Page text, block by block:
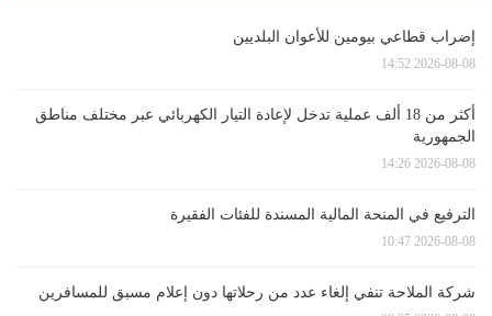
إضراب قطاعي بيومين للأعوان البلديين
2026-08-08 14:52
أكثر من 18 ألف عملية تدخل لإعادة التيار الكهربائي عبر مختلف مناطق
الجمهورية
2026-08-08 14:26
الترفيع في المنحة المالية المسندة للفئات الفقيرة
2026-08-08 10:47
شركة الملاحة تنفي إلغاء عدد من رحلاتها دون إعلام مسبق للمسافرين